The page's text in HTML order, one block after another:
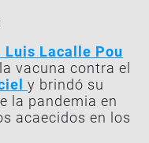
Luis Lacalle Pou
vacuna contra el
y brindó su
la pandemia en
acaecidos en los